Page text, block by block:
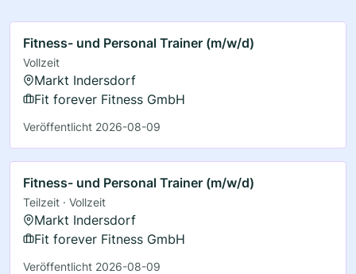
Fitness- und Personal Trainer (m/w/d)
Vollzeit
Markt Indersdorf
Fit forever Fitness GmbH
Veröffentlicht 2026-08-09
Fitness- und Personal Trainer (m/w/d)
Teilzeit · Vollzeit
Markt Indersdorf
Fit forever Fitness GmbH
Veröffentlicht 2026-08-09